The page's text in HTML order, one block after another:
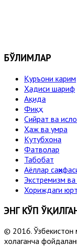
БЎЛИМЛАР
Қуръони карим
Ҳадиси шариф
Ақида
Фиқҳ
Сийрат ва
Ҳаж ва умра
Кутубхона
Фатволар
Табобат
Аёллар
Экстремизм
Хориждаги
ЭНГ КЎП
© 2016. Ўзбекистон
хоҳлаганча